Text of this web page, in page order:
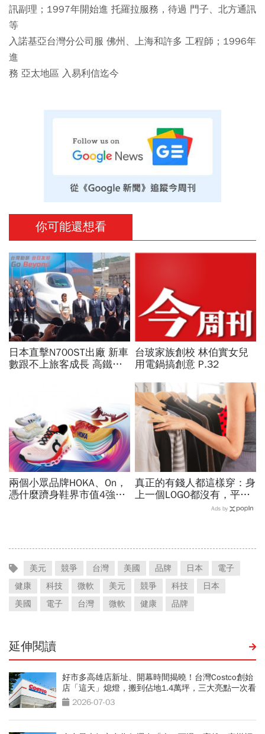
訊副理；1997年開始進 托羅拉服務，待過 門子、北方通訊
等
入諾基亞台灣分公司服 佛州、上海和許多 工程師；1996年
進
務 亞太地區 入易利信迄今
你可能還想看
日本直擊N700ST出廠 新車
數跟不上旅客成長 高鐵遇3
台玻家族創校 林伯實女兒
用電鍋搞創意 P.32
兩個小眾品牌HOKA、On，
憑什麼躋身鞋界市值4強、
真正的有錢人都這樣穿：身
上一個LOGO都沒有，平凡
針織衫卻要價3萬元...一窺
Ads by
美元 競爭 台灣 美國 品牌 日本
電子
健康
科技 微軟 美元 競爭 科技
日本
美國
電子 台灣 微軟 健康 品牌
延伸閱讀
好市多高雄店新址、開幕時間揭曉！台灣Costco創始
店「這天」熄燈，搬到佔地1.4萬坪，三大亮點一次看
2026-07-03